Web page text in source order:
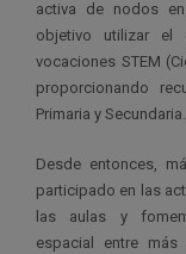
activa de nodos
objetivo utilizar el
vocaciones STEM
proporcionando
Primaria y Secundaria.
Desde entonces,
participado en las
las aulas y
espacial entre